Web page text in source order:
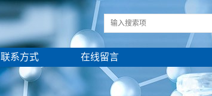
联系方式 在线留言